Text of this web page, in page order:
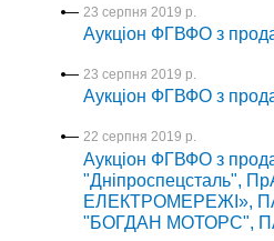
23 серпня 2019 р.
Аукціон ФГВФО з
23 серпня 2019 р.
Аукціон ФГВФО з
22 серпня 2019 р.
Аукціон ФГВФО з
"Дніпроспецсталь",
ЕЛЕКТРОМЕРЕЖІ»,
"БОГДАН МОТОРС",